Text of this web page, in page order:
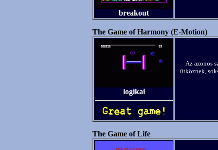
breakout
The Game of Harmony (E-Motion)
logikai
Az azonos
ütköznek,
The Game of Life